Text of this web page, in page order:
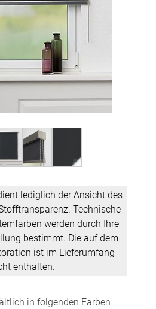
lediglich der Ansicht des
Technische
werden durch Ihre
bestimmt. Die auf dem
ist im Lieferumfang
enthalten.
in folgenden Farben